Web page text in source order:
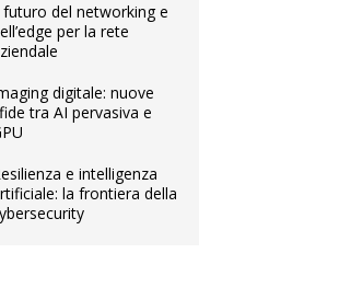
futuro del networking e
per la rete
digitale: nuove
tra AI pervasiva e
e intelligenza
la frontiera della